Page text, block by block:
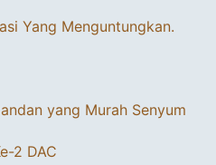
Yang Menguntungkan.
yang Murah Senyum
2 DAC